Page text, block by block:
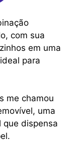
com sua
em uma
para
me chamou
uma
que dispensa